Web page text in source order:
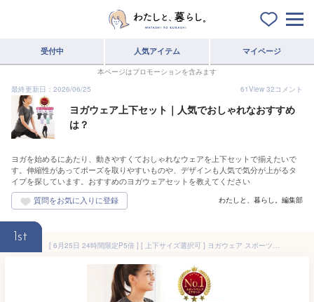
受付中 人気アイテム マイページ
本ページはプロモーションを含みます
最終更新日：2026/06/25
61View 32コメント
ヨガウェア上下セット｜人気でおしゃれなおすすめ
は？
ヨガを始めるにあたり、動きやすくておしゃれなウェアを上下セットで揃えたいで
す。伸縮性があってポーズを取りやすいものや、デザインも人気で気分が上がるタ
イプを探しています。おすすめのヨガウェアセットを教えてください
わたしと、暮らし。編集部
1st
[ 6月25日 24時間限定P5倍 ] [ 上下サイズ選択可 ] ヨガウェア スポーツウェア レディース セット 上下セット ピラティス 半袖 トップス Tシャツ パンツ レギンス ランニングウェア トレーニングウェア ウォーキング ヨガ ヨガパンツ セットアップ 大きいサイズ 春 送料無料